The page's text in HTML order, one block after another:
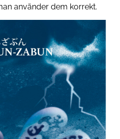
använder dem korrekt.